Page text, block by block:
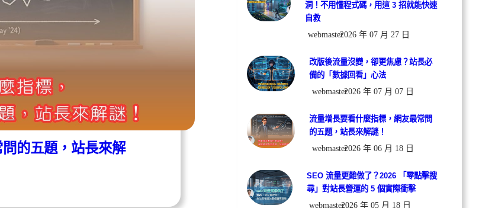
的五題，站長來解
洞！不用懂程式碼，用這 3 招就能快速
自救
webmaster2026 年 07 月 27 日
改版後流量沒變，卻更焦慮？站長必
備的「數據回看」心法
webmaster2026 年 07 月 07 日
流量增長要看什麼指標，網友最常問
的五題，站長來解謎！
webmaster2026 年 06 月 18 日
SEO 流量更難做了？2026 「零點擊搜
尋」對站長營運的 5 個實際衝擊
webmaster2026 年 05 月 18 日